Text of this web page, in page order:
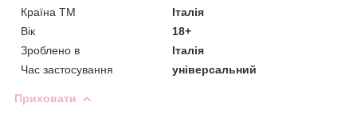
Країна ТМ
Італія
Вік
18+
Зроблено в
Італія
Час застосування
універсальний
Приховати